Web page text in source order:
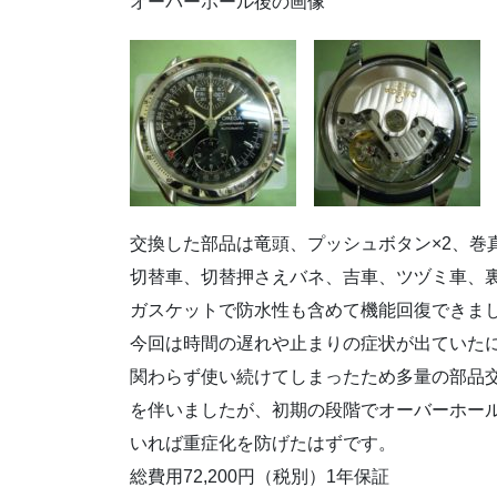
交換した部品は竜頭、プッシュボタン×2、巻
切替車、切替押さえバネ、吉車、ツヅミ車、
ガスケットで防水性も含めて機能回復できま
今回は時間の遅れや止まりの症状が出ていた
関わらず使い続けてしまったため多量の部品
を伴いましたが、初期の段階でオーバーホー
いれば重症化を防げたはずです。
総費用72,200円（税別）1年保証